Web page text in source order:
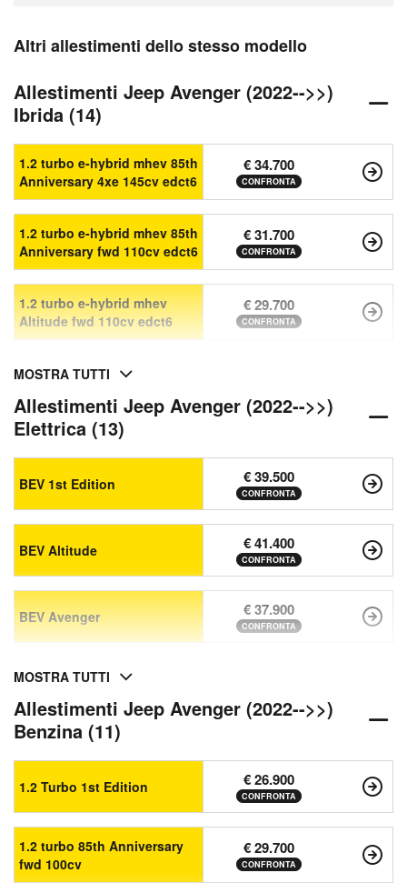
Altri allestimenti dello stesso modello
Allestimenti Jeep Avenger (2022-->>)
Ibrida (14)
1.2 turbo e-hybrid mhev 85th
Anniversary 4xe 145cv edct6
€ 34.700
CONFRONTA
1.2 turbo e-hybrid mhev 85th
Anniversary fwd 110cv edct6
€ 31.700
CONFRONTA
1.2 turbo e-hybrid mhev
Altitude fwd 110cv edct6
€ 29.700
CONFRONTA
MOSTRA TUTTI
Allestimenti Jeep Avenger (2022-->>)
Elettrica (13)
BEV 1st Edition € 39.500
CONFRONTA
BEV Altitude € 41.400
CONFRONTA
BEV Avenger € 37.900
CONFRONTA
MOSTRA TUTTI
Allestimenti Jeep Avenger (2022-->>)
Benzina (11)
1.2 Turbo 1st Edition € 26.900
CONFRONTA
1.2 turbo 85th Anniversary
fwd 100cv
€ 29.700
CONFRONTA